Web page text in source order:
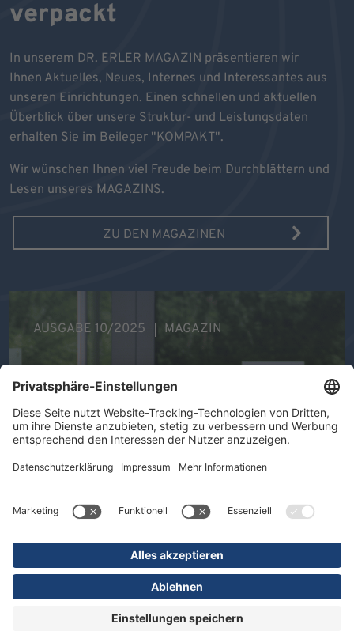
verpackt
In unserem DR. ERLER MAGAZIN präsentieren wir
Ihnen Aktuelles, Neues, Internes und Interessantes aus
unseren Einrichtungen. Einen schnellen und aktuellen
Überblick über unsere Struktur- und Leistungsdaten
erhalten Sie im Beileger "KOMPAKT".
Wir wünschen Ihnen viel Freude beim Durchblättern und
Lesen unseres MAGAZINS.
ZU DEN MAGAZINEN
Ihre Gesundheit im Mittelpunkt -
AUSGABE 10/2025 MAGAZIN